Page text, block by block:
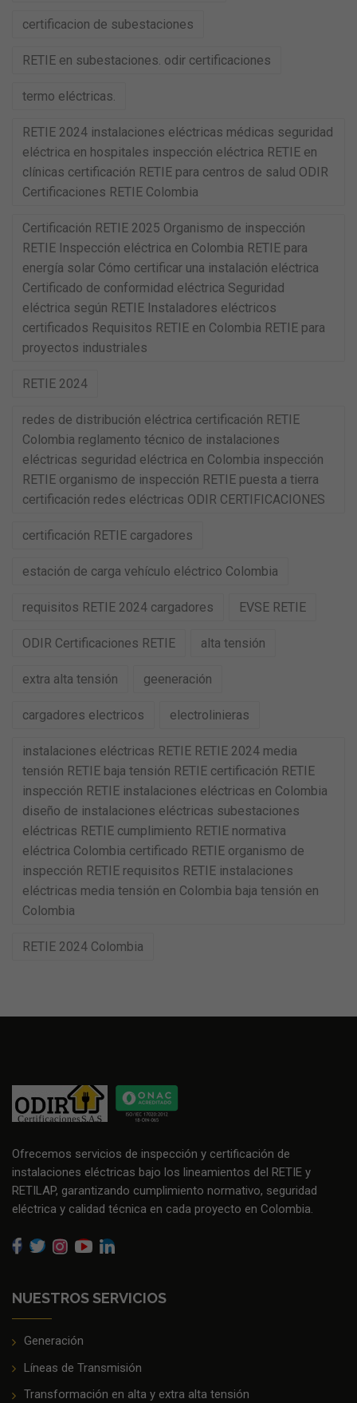
certificacion de subestaciones
RETIE en subestaciones. odir certificaciones
termo eléctricas.
RETIE 2024 instalaciones eléctricas médicas seguridad
eléctrica en hospitales inspección eléctrica RETIE en
clínicas certificación RETIE para centros de salud ODIR
Certificaciones RETIE Colombia
Certificación RETIE 2025 Organismo de inspección
RETIE Inspección eléctrica en Colombia RETIE para
energía solar Cómo certificar una instalación eléctrica
Certificado de conformidad eléctrica Seguridad
eléctrica según RETIE Instaladores eléctricos
certificados Requisitos RETIE en Colombia RETIE para
proyectos industriales
RETIE 2024
redes de distribución eléctrica certificación RETIE
Colombia reglamento técnico de instalaciones
eléctricas seguridad eléctrica en Colombia inspección
RETIE organismo de inspección RETIE puesta a tierra
certificación redes eléctricas ODIR CERTIFICACIONES
certificación RETIE cargadores
estación de carga vehículo eléctrico Colombia
requisitos RETIE 2024 cargadores EVSE RETIE
ODIR Certificaciones RETIE alta tensión
extra alta tensión geeneración
cargadores electricos electrolinieras
instalaciones eléctricas RETIE RETIE 2024 media
tensión RETIE baja tensión RETIE certificación RETIE
inspección RETIE instalaciones eléctricas en Colombia
diseño de instalaciones eléctricas subestaciones
eléctricas RETIE cumplimiento RETIE normativa
eléctrica Colombia certificado RETIE organismo de
inspección RETIE requisitos RETIE instalaciones
eléctricas media tensión en Colombia baja tensión en
Colombia
RETIE 2024 Colombia
Ofrecemos servicios de inspección y certificación de
instalaciones eléctricas bajo los lineamientos del RETIE y
RETILAP, garantizando cumplimiento normativo, seguridad
eléctrica y calidad técnica en cada proyecto en Colombia.
NUESTROS SERVICIOS
Generación
Líneas de Transmisión
Transformación en alta y extra alta tensión